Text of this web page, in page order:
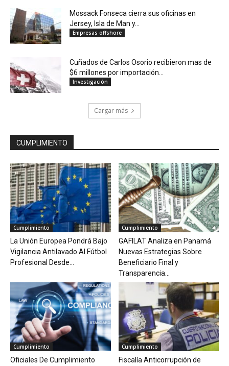
Mossack Fonseca cierra sus oficinas en
Jersey, Isla de Man y...
Empresas offshore
Cuñados de Carlos Osorio recibieron mas de
$6 millones por importación...
Investigación
Cargar más
CUMPLIMIENTO
Cumplimiento
La Unión Europea Pondrá Bajo
Vigilancia Antilavado Al Fútbol
Profesional Desde...
Cumplimiento
GAFILAT Analiza en Panamá
Nuevas Estrategias Sobre
Beneficiario Final y
Transparencia...
Cumplimiento
Oficiales De Cumplimiento
Cumplimiento
Fiscalía Anticorrupción de